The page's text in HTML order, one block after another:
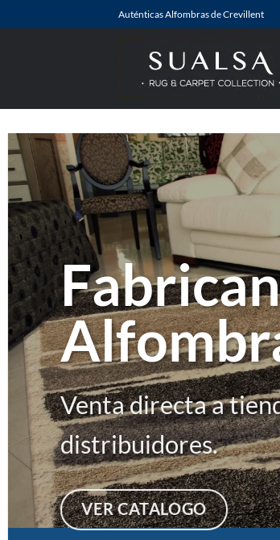
al
Auténticas Alfombras de Crevillent
Venta directa a
distribuidores.
VER CATALOGO